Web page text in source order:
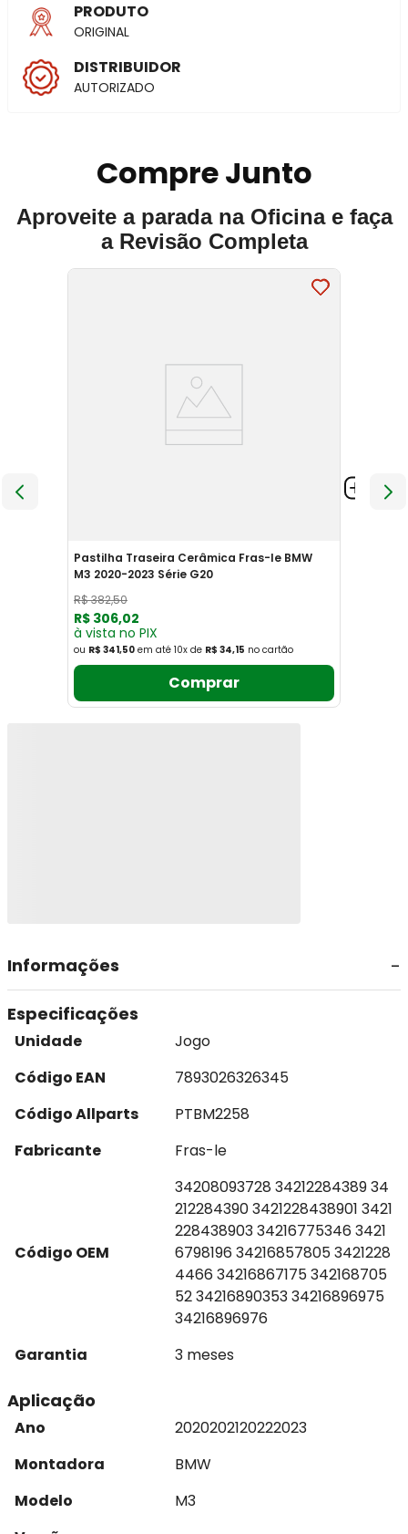
PRODUTO
ORIGINAL
DISTRIBUIDOR
AUTORIZADO
Compre Junto
Aproveite a parada na Oficina e faça
a Revisão Completa
Pastilha Traseira Cerâmica Fras-le BMW
M3 2020-2023 Série G20
R$382,50
R$ 306,02
à vista no PIX
ou R$ 341,50 em até 10x de R$ 34,15 no cartão
Comprar
Informações
Especificações
Unidade
Jogo
Código EAN
7893026326345
Código Allparts
PTBM2258
Fabricante
Fras-le
Código OEM
34208093728 34212284389 34
212284390 3421228438901 3421
228438903 34216775346 3421
6798196 34216857805 3421228
4466 34216867175 342168705
52 34216890353 34216896975
34216896976
Garantia
3 meses
Aplicação
Ano 2020202120222023
Montadora
BMW
Modelo
M3